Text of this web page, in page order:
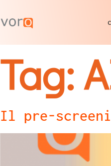
Tag:
Il pre-